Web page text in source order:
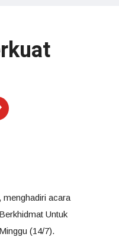
menghadiri acara
Untuk
(14/7).